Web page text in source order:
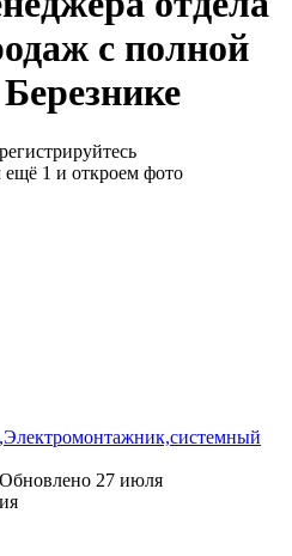
с полной
1 и откроем фото
Обновлено 27 июля